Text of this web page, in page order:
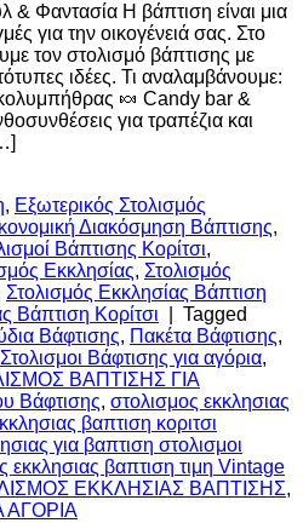
& Φαντασία Η βάπτιση είναι μια
για την οικογένειά σας. Στο
τον στολισμό βάπτισης με
ιδέες. Τι αναλαμβάνουμε:
🍬 Candy bar &
για τραπέζια και
, Εξωτερικός Στολισμός
Διακόσμηση Βάπτισης,
Βάπτισης Κορίτσι,
Εκκλησίας, Στολισμός
Στολισμός Εκκλησίας Βάπτιση
Βάπτιση Κορίτσι
Tagged
Βάφτισης, Πακέτα Βάφτισης,
Στολισμοι Βάφτισης για αγόρια,
ΒΑΠΤΙΣΗΣ ΓΙΑ
Βάφτισης, στολισμος εκκλησιας
βαπτιση κοριτσι
για βαπτιση στολισμοι
εκκλησιας βαπτιση τιμη Vintage
ΕΚΚΛΗΣΙΑΣ ΒΑΠΤΙΣΗΣ,
ΑΓΟΡΙΑ